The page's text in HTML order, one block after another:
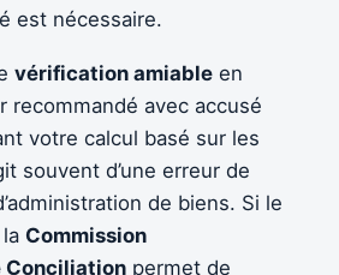
est nécessaire.
vérification amiable en
recommandé avec accusé
votre calcul basé sur les
souvent d’une erreur de
de biens. Si le
Commission
Conciliation permet de